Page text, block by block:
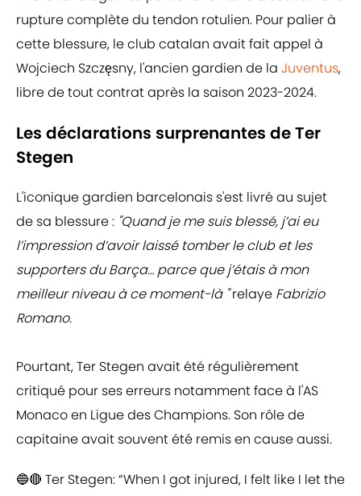
rupture complète du tendon rotulien. Pour palier à
cette blessure, le club catalan avait fait appel à
Wojciech Szczęsny, l'ancien gardien de la Juventus,
libre de tout contrat après la saison 2023-2024.
Les déclarations surprenantes de Ter
Stegen
L'iconique gardien barcelonais s'est livré au sujet
de sa blessure : "Quand je me suis blessé, j’ai eu
l’impression d’avoir laissé tomber le club et les
supporters du Barça… parce que j’étais à mon
meilleur niveau à ce moment-là "relaye Fabrizio
Romano.
Pourtant, Ter Stegen avait été régulièrement
critiqué pour ses erreurs notamment face à l'AS
Monaco en Ligue des Champions. Son rôle de
capitaine avait souvent été remis en cause aussi.
🔵🔴 Ter Stegen: “When I got injured, I felt like I let the